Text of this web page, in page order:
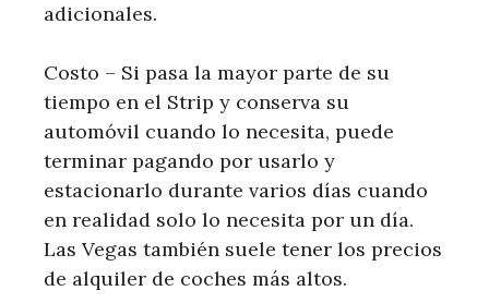
adicionales.
Costo – Si pasa la mayor parte de su
tiempo en el Strip y conserva su
automóvil cuando lo necesita, puede
terminar pagando por usarlo y
estacionarlo durante varios días cuando
en realidad solo lo necesita por un día.
Las Vegas también suele tener los precios
de alquiler de coches más altos.